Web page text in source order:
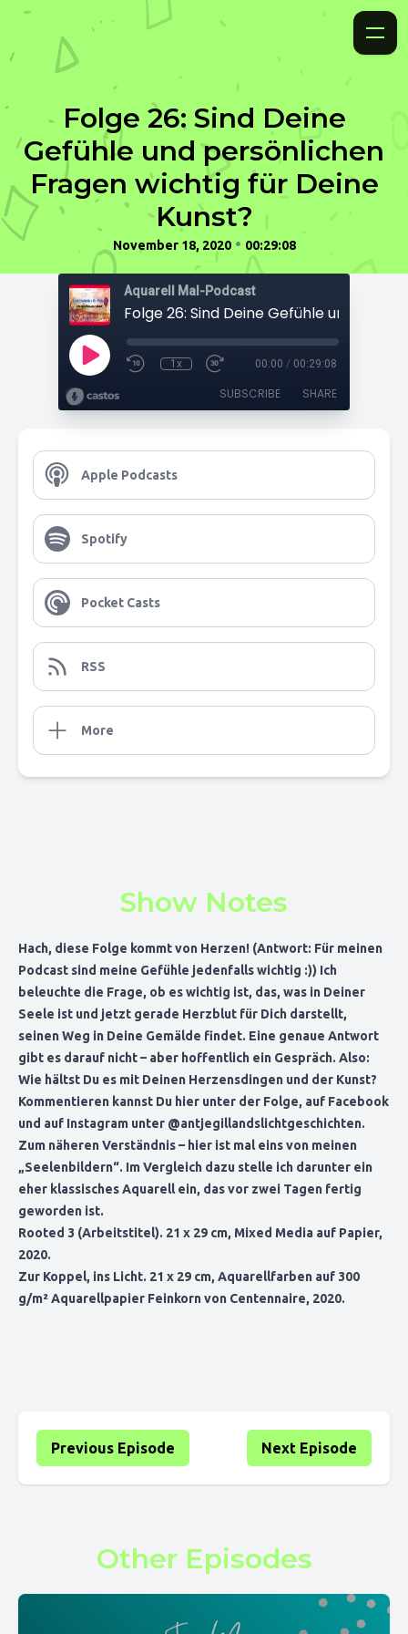
Folge 26: Sind Deine
Gefühle und persönlichen
Fragen wichtig für Deine
Kunst?
November 18, 2020 • 00:29:08
Aquarell Mal-Podcast
1x 00:00 / 00:29:08
SUBSCRIBE SHARE
Apple Podcasts
Spotify
Pocket Casts
RSS
More
Show Notes
Hach, diese Folge kommt von Herzen! (Antwort: Für meinen
Podcast sind meine Gefühle jedenfalls wichtig :)) Ich
beleuchte die Frage, ob es wichtig ist, das, was in Deiner
Seele ist und jetzt gerade Herzblut für Dich darstellt,
seinen Weg in Deine Gemälde findet. Eine genaue Antwort
gibt es darauf nicht – aber hoffentlich ein Gespräch. Also:
Wie hältst Du es mit Deinen Herzensdingen und der Kunst?
Kommentieren kannst Du hier unter der Folge, auf Facebook
und auf Instagram unter @antjegillandslichtgeschichten.
Zum näheren Verständnis – hier ist mal eins von meinen
„Seelenbildern“. Im Vergleich dazu stelle ich darunter ein
eher klassisches Aquarell ein, das vor zwei Tagen fertig
geworden ist.
Rooted 3 (Arbeitstitel). 21 x 29 cm, Mixed Media auf Papier,
2020.
Zur Koppel, ins Licht. 21 x 29 cm, Aquarellfarben auf 300
g/m² Aquarellpapier Feinkorn von Centennaire, 2020.
Previous Episode Next Episode
Other Episodes